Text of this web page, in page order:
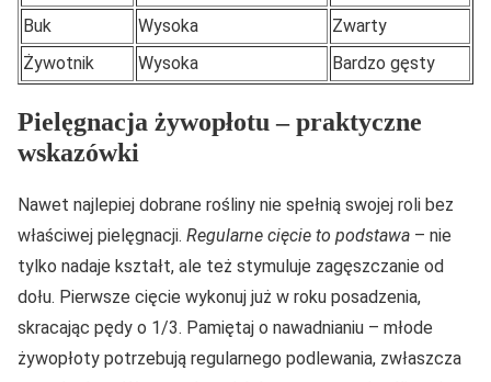
Buk Wysoka
Zwarty
Żywotnik
Wysoka Bardzo gęsty
Pielęgnacja żywopłotu – praktyczne
wskazówki
Nawet najlepiej dobrane rośliny nie spełnią swojej roli bez
właściwej pielęgnacji. Regularne cięcie to podstawa – nie
tylko nadaje kształt, ale też stymuluje zagęszczanie od
dołu. Pierwsze cięcie wykonuj już w roku posadzenia,
skracając pędy o 1/3. Pamiętaj o nawadnianiu – młode
żywopłoty potrzebują regularnego podlewania, zwłaszcza